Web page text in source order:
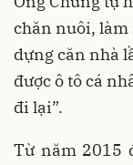
chăn nuôi,
dựng căn nhà
được ô tô cá
đi lại”.
Từ năm 2015